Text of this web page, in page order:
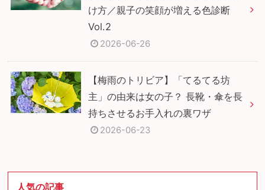
け方／親子の笑顔が増える色診断
Vol.2
2026-06-26
【梅雨のトリビア】「てるてる坊
主」の由来は女の子？ 長靴・傘を長
持ちさせるお手入れの裏ワザ
2026-06-23
人気の記事